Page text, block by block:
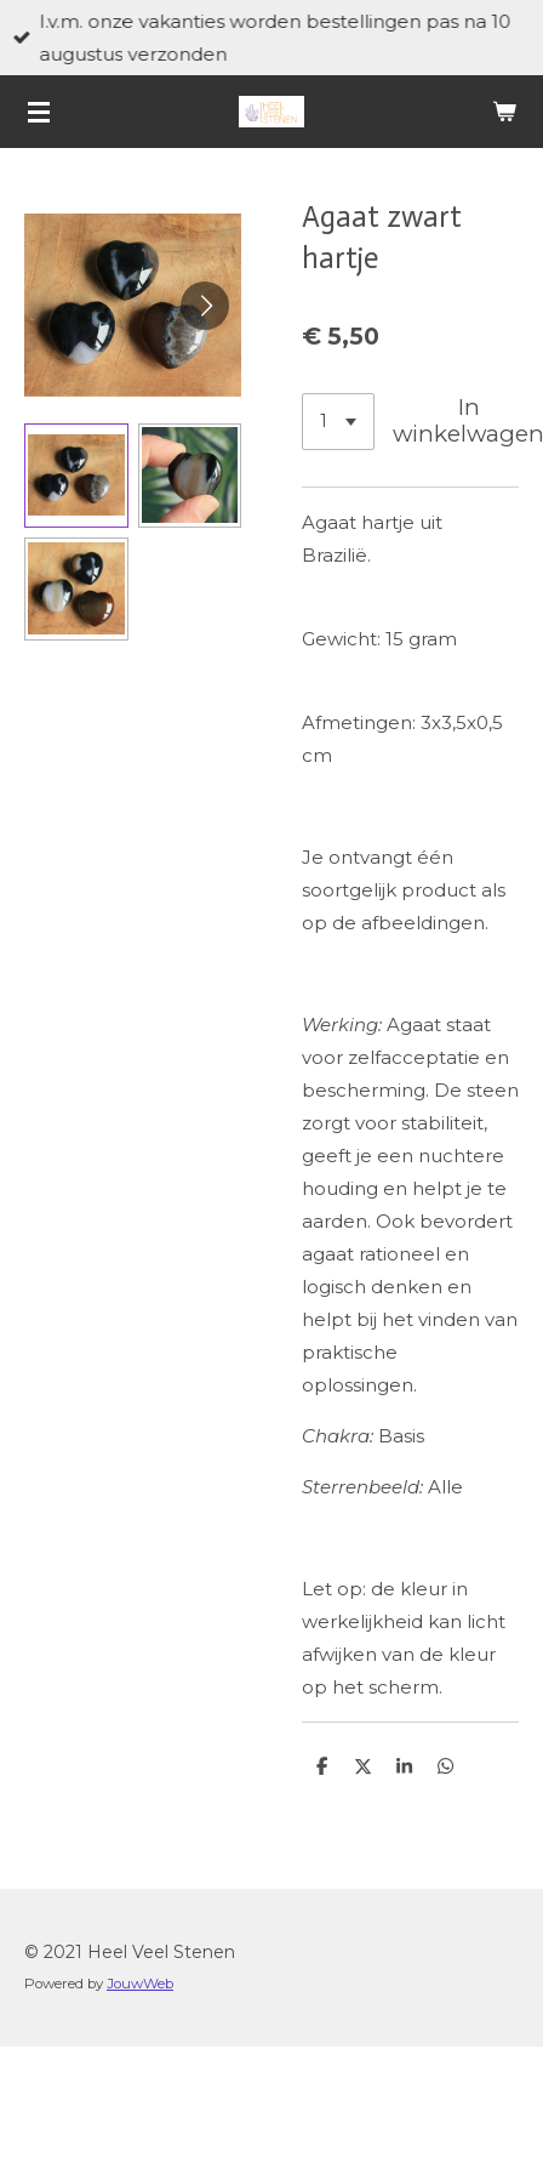
Ga
direct
de
I.v.m. onze vakanties worden bestellingen pas na 10
augustus verzonden
Agaat zwart
hartje
€ 5,50
In
Agaat hartje uit
Brazilië.
Gewicht: 15 gram
Afmetingen: 3x3,5x0,5
cm
Je ontvangt één
soortgelijk product als
op de afbeeldingen.
Werking: Agaat staat
voor zelfacceptatie en
bescherming. De steen
zorgt voor stabiliteit,
geeft je een nuchtere
houding en helpt je te
aarden. Ook bevordert
agaat rationeel en
logisch denken en
helpt bij het vinden van
praktische
oplossingen.
Chakra: Basis
Sterrenbeeld: Alle
Let op: de kleur in
werkelijkheid kan licht
afwijken van de kleur
op het scherm.
D
D
S
D
© 2021 Heel Veel Stenen
Powered by JouwWeb